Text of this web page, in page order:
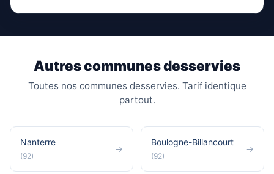
Autres communes desservies
Toutes nos communes desservies. Tarif identique
partout.
Nanterre
(92)
→
Boulogne-Billancourt
(92)
→